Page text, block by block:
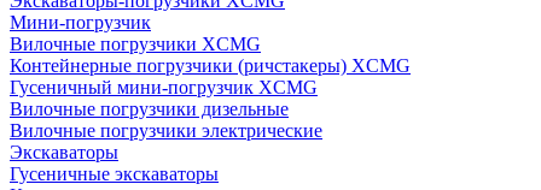
Мини-погрузчик
Вилочные погрузчики XCMG
Контейнерные погрузчики (ричстакеры) XCMG
Гусеничный мини-погрузчик XCMG
Вилочные погрузчики дизельные
Вилочные погрузчики электрические
Экскаваторы
Гусеничные экскаваторы